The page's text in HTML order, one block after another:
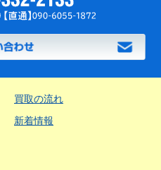
買取の流れ
新着情報